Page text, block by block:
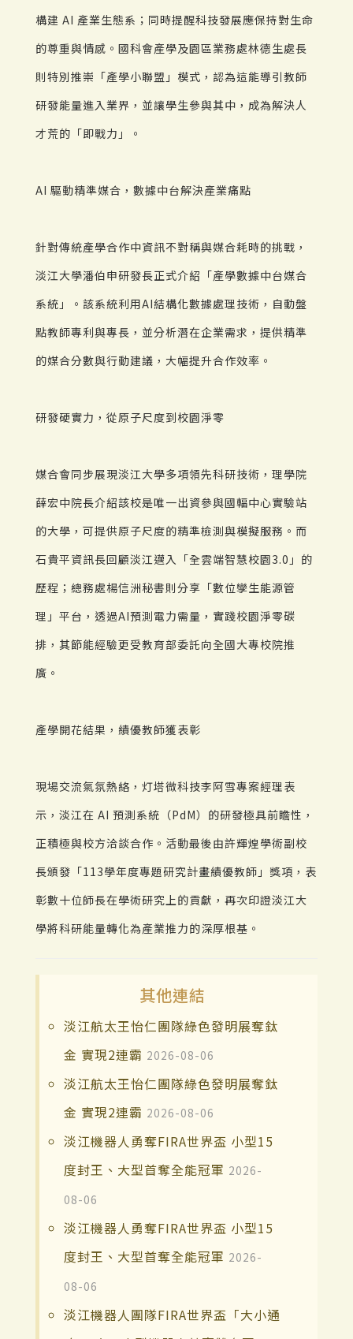
構建 AI 產業生態系；同時提醒科技發展應保持對生命
的尊重與情感。國科會產學及園區業務處林德生處長
則特別推崇「產學小聯盟」模式，認為這能導引教師
研發能量進入業界，並讓學生參與其中，成為解決人
才荒的「即戰力」。
AI 驅動精準媒合，數據中台解決產業痛點
針對傳統產學合作中資訊不對稱與媒合耗時的挑戰，
淡江大學潘伯申研發長正式介紹「產學數據中台媒合
系統」。該系統利用AI結構化數據處理技術，自動盤
點教師專利與專長，並分析潛在企業需求，提供精準
的媒合分數與行動建議，大幅提升合作效率。
研發硬實力，從原子尺度到校園淨零
媒合會同步展現淡江大學多項領先科研技術，理學院
薛宏中院長介紹該校是唯一出資參與國輻中心實驗站
的大學，可提供原子尺度的精準檢測與模擬服務。而
石貴平資訊長回顧淡江邁入「全雲端智慧校園3.0」的
歷程；總務處楊信洲秘書則分享「數位孿生能源管
理」平台，透過AI預測電力需量，實踐校園淨零碳
排，其節能經驗更受教育部委託向全國大專校院推
廣。
產學開花結果，績優教師獲表彰
現場交流氣氛熱絡，灯塔微科技李阿雪專案經理表
示，淡江在 AI 預測系統（PdM）的研發極具前瞻性，
正積極與校方洽談合作。活動最後由許輝煌學術副校
長頒發「113學年度專題研究計畫績優教師」獎項，表
彰數十位師長在學術研究上的貢獻，再次印證淡江大
學將科研能量轉化為產業推力的深厚根基。
其他連結
淡江航太王怡仁團隊綠色發明展奪鈦
金 實現2連霸 2026-08-06
淡江航太王怡仁團隊綠色發明展奪鈦
金 實現2連霸 2026-08-06
淡江機器人勇奪FIRA世界盃 小型15
度封王、大型首奪全能冠軍 2026-
08-06
淡江機器人勇奪FIRA世界盃 小型15
度封王、大型首奪全能冠軍 2026-
08-06
淡江機器人團隊FIRA世界盃「大小通